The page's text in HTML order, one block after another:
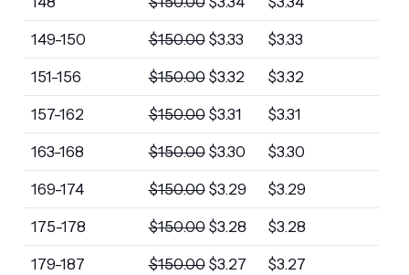
149-150 $150.00 $3.33 $3.33
151-156 $150.00 $3.32 $3.32
157-162 $150.00 $3.31 $3.31
163-168 $150.00 $3.30 $3.30
169-174 $150.00 $3.29 $3.29
175-178 $150.00 $3.28 $3.28
179-187 $150.00 $3.27 $3.27